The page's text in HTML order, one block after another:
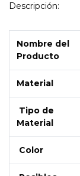
Descripción:
Nombre del
Producto
Material
Tipo de
Material
Color